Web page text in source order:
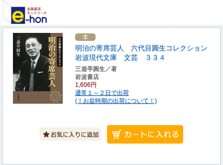
明治の寄席芸人 六代目圓生コレクション
岩波現代文庫 文芸 ３３４
三遊亭圓生／著
岩波書店
1,606円
通常１～２日で出荷
(！お盆時期の出荷について！)